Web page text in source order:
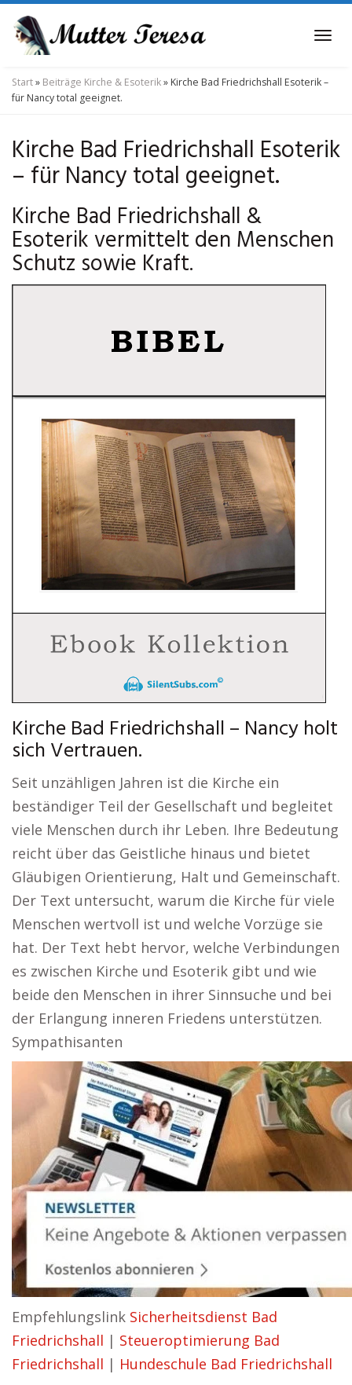
Skip
main
content
Start» Beiträge Kirche & Esoterik» Kirche Bad Friedrichshall Esoterik –
für Nancy total geeignet.
Kirche Bad Friedrichshall Esoterik
– für Nancy total geeignet.
Kirche Bad Friedrichshall &
Esoterik vermittelt den Menschen
Schutz sowie Kraft.
Kirche Bad Friedrichshall – Nancy holt
sich Vertrauen.
Seit unzähligen Jahren ist die Kirche ein
beständiger Teil der Gesellschaft und begleitet
viele Menschen durch ihr Leben. Ihre Bedeutung
reicht über das Geistliche hinaus und bietet
Gläubigen Orientierung, Halt und Gemeinschaft.
Der Text untersucht, warum die Kirche für viele
Menschen wertvoll ist und welche Vorzüge sie
hat. Der Text hebt hervor, welche Verbindungen
es zwischen Kirche und Esoterik gibt und wie
beide den Menschen in ihrer Sinnsuche und bei
der Erlangung inneren Friedens unterstützen.
Sympathisanten
Empfehlungslink Sicherheitsdienst Bad
Friedrichshall | Steueroptimierung Bad
Friedrichshall | Hundeschule Bad Friedrichshall